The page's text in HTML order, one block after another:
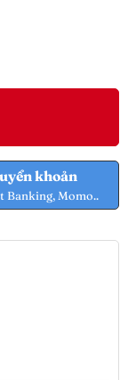
khoản
Banking, Momo..